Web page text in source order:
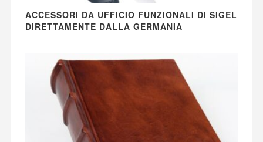
ACCESSORI DA UFFICIO FUNZIONALI DI SIGEL
DIRETTAMENTE DALLA GERMANIA